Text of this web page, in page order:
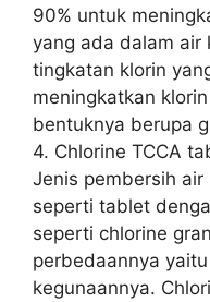
90% untuk
yang ada dalam air
tingkatan klorin
meningkatkan
bentuknya berupa
4. Chlorine TCCA
Jenis pembersih
seperti tablet
seperti chlorine
perbedaannya
kegunaannya.